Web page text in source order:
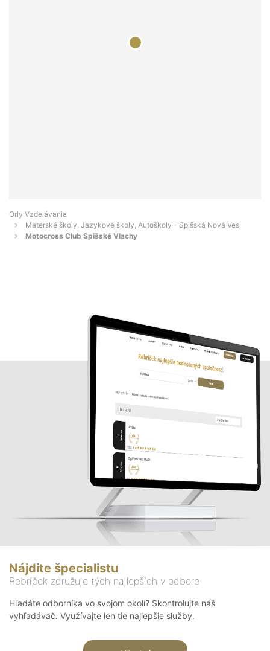
Orly Vzdelávania
Materské školy, Jazykové školy, Autoškoly - Spišská Nová Ves
Motocross Club Spišské Vlachy
Nájdite špecialistu
Rebríček združuje tých najlepších v odbore
Hľadáte odborníka vo svojom okolí? Skontrolujte náš
vyhľadávač. Využívajte len tie najlepšie služby.